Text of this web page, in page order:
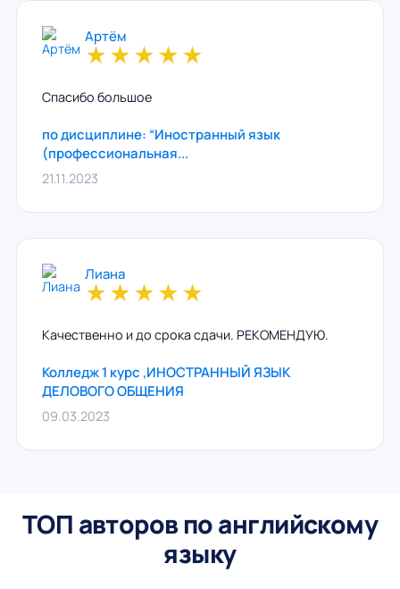
Артём
★★★★★
Спасибо большое
по дисциплине: “Иностранный язык
(профессиональная...
21.11.2023
Лиана
★★★★★
Качественно и до срока сдачи. РЕКОМЕНДУЮ.
Колледж 1 курс ,ИНОСТРАННЫЙ ЯЗЫК
ДЕЛОВОГО ОБЩЕНИЯ
09.03.2023
ТОП авторов по английскому
языку